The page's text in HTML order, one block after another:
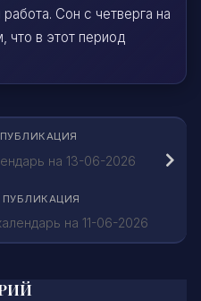
Сон с четверга на
что в этот период
на 13-06-2026
на 11-06-2026